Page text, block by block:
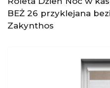
BEŻ 26 przyklejana
Zakynthos